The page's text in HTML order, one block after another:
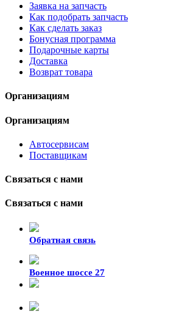
Заявка на запчасть
Как подобрать запчасть
Как сделать заказ
Бонусная программа
Подарочные карты
Доставка
Возврат товара
Организациям
Организациям
Автосервисам
Поставщикам
Связаться с нами
Связаться с нами
Обратная связь
Военное шоссе 27